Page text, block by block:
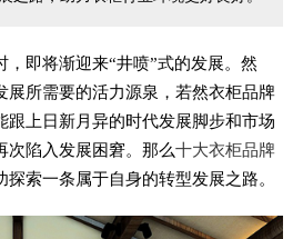
即将渐迎来“井喷”式的发展。然
展所需要的活力源泉，若然衣柜品牌
跟上日新月异的时代发展脚步和市场
次陷入发展困窘。那么十大衣柜品牌
索一条属于自身的转型发展之路。